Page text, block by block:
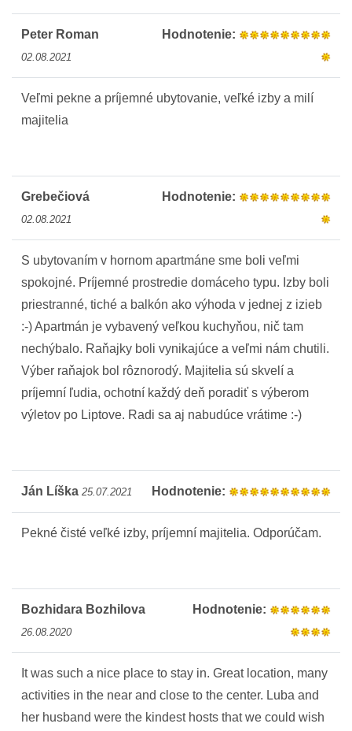
Peter Roman
02.08.2021
Hodnotenie:
Veľmi pekne a príjemné ubytovanie, veľké izby a milí
majitelia
Grebečiová
02.08.2021
Hodnotenie:
S ubytovaním v hornom apartmáne sme boli veľmi
spokojné. Príjemné prostredie domáceho typu. Izby boli
priestranné, tiché a balkón ako výhoda v jednej z izieb
:-) Apartmán je vybavený veľkou kuchyňou, nič tam
nechýbalo. Raňajky boli vynikajúce a veľmi nám chutili.
Výber raňajok bol rôznorodý. Majitelia sú skvelí a
príjemní ľudia, ochotní každý deň poradiť s výberom
výletov po Liptove. Radi sa aj nabudúce vrátime :-)
Ján Líška 25.07.2021 Hodnotenie:
Pekné čisté veľké izby, príjemní majitelia. Odporúčam.
Bozhidara Bozhilova
26.08.2020
Hodnotenie:
It was such a nice place to stay in. Great location, many
activities in the near and close to the center. Luba and
her husband were the kindest hosts that we could wish